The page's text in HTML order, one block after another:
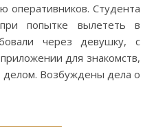
оперативников. Студента
попытке вылететь в
через девушку, с
для знакомств,
делом. Возбуждены дела о